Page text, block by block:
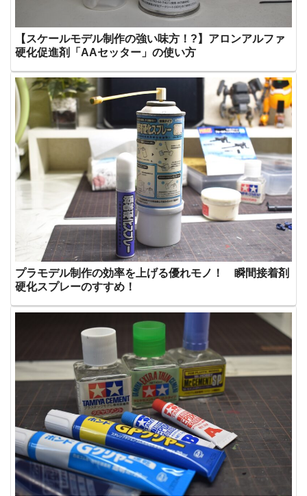
【スケールモデル制作の強い味方！?】アロンアルファ
硬化促進剤「AAセッター」の使い方
プラモデル制作の効率を上げる優れモノ！ 瞬間接着剤
硬化スプレーのすすめ！